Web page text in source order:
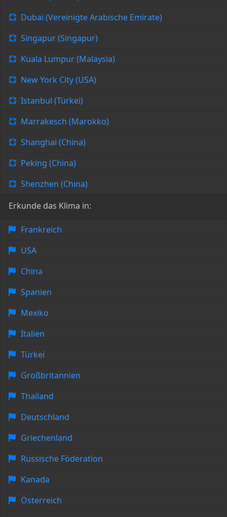
Dubai (Vereinigte Arabische Emirate)
Singapur (Singapur)
Kuala Lumpur (Malaysia)
New York City (USA)
Istanbul (Türkei)
Marrakesch (Marokko)
Shanghai (China)
Peking (China)
Shenzhen (China)
Erkunde das Klima in:
Frankreich
USA
China
Spanien
Mexiko
Italien
Türkei
Großbritannien
Thailand
Deutschland
Griechenland
Russische Föderation
Kanada
Österreich